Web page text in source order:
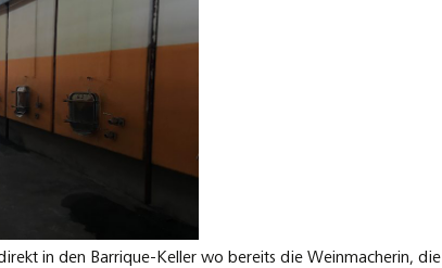
in den Barrique-Keller wo bereits die Weinmacherin, die